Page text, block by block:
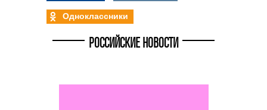
Одноклассники
РОССИЙСКИЕ НОВОСТИ